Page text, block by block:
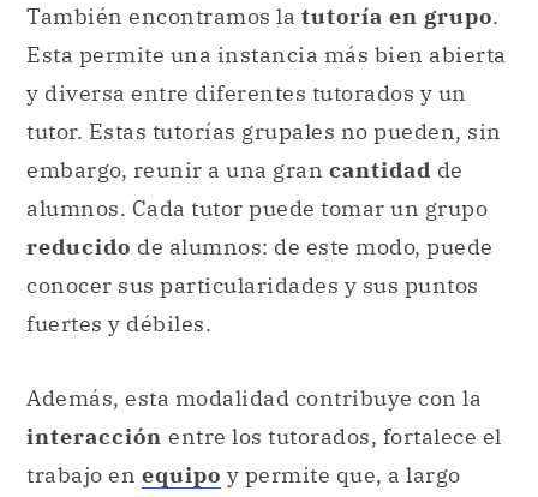
También encontramos la tutoría en grupo.
Esta permite una instancia más bien abierta
y diversa entre diferentes tutorados y un
tutor. Estas tutorías grupales no pueden, sin
embargo, reunir a una gran cantidad de
alumnos. Cada tutor puede tomar un grupo
reducido de alumnos: de este modo, puede
conocer sus particularidades y sus puntos
fuertes y débiles.
Además, esta modalidad contribuye con la
interacción entre los tutorados, fortalece el
trabajo en equipo y permite que, a largo